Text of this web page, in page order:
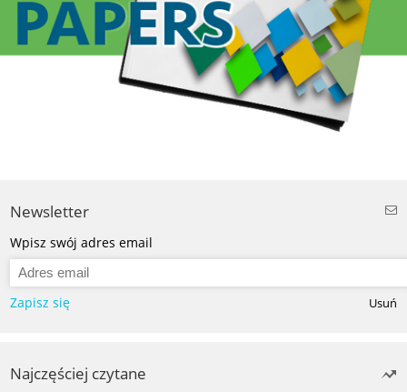
Newsletter
Wpisz swój adres email
Zapisz się Usuń
Najczęściej czytane